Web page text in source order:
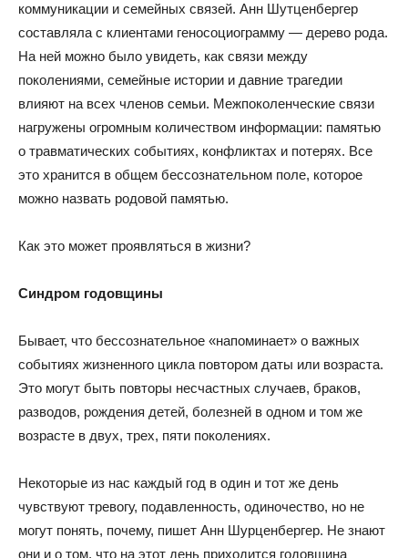
коммуникации и семейных связей. Анн Шутценбергер
составляла с клиентами геносоциограмму — дерево рода.
На ней можно было увидеть, как связи между
поколениями, семейные истории и давние трагедии
влияют на всех членов семьи. Межпоколенческие связи
нагружены огромным количеством информации: памятью
о травматических событиях, конфликтах и потерях. Все
это хранится в общем бессознательном поле, которое
можно назвать родовой памятью.
Как это может проявляться в жизни?
Синдром годовщины
Бывает, что бессознательное «напоминает» о важных
событиях жизненного цикла повтором даты или возраста.
Это могут быть повторы несчастных случаев, браков,
разводов, рождения детей, болезней в одном и том же
возрасте в двух, трех, пяти поколениях.
Некоторые из нас каждый год в один и тот же день
чувствуют тревогу, подавленность, одиночество, но не
могут понять, почему, пишет Анн Шурценбергер. Не знают
они и о том, что на этот день приходится годовщина